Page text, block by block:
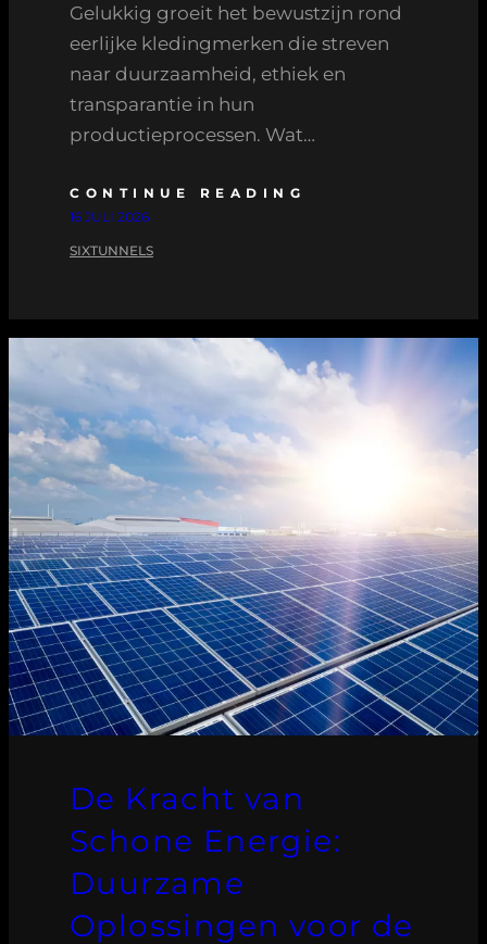
Gelukkig groeit het bewustzijn rond
eerlijke kledingmerken die streven
naar duurzaamheid, ethiek en
transparantie in hun
productieprocessen. Wat…
CONTINUE READING
16 JULI 2026
SIXTUNNELS
De Kracht van
Schone Energie:
Duurzame
Oplossingen voor de